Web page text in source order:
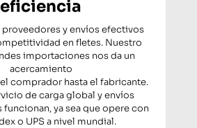
eficiencia
y envíos efectivos
en fletes. Nuestro
importaciones nos da un
acercamiento
comprador hasta el fabricante.
de carga global y envíos
ya sea que opere con
o UPS a nivel mundial.